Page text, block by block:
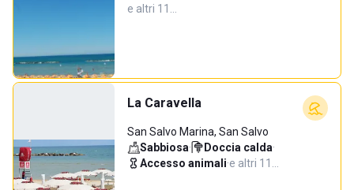
e altri 11…
La Caravella
San Salvo Marina, San Salvo
Sabbiosa· Doccia calda·
Accesso animali·e altri 11…